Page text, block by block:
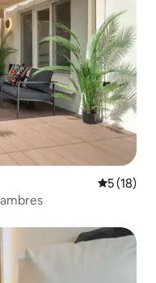
5 (18)